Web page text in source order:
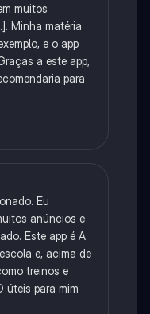
muitos
Minha matéria
e o app
a este app,
para
Eu
anúncios e
Este app é A
e, acima de
treinos e
úteis para mim